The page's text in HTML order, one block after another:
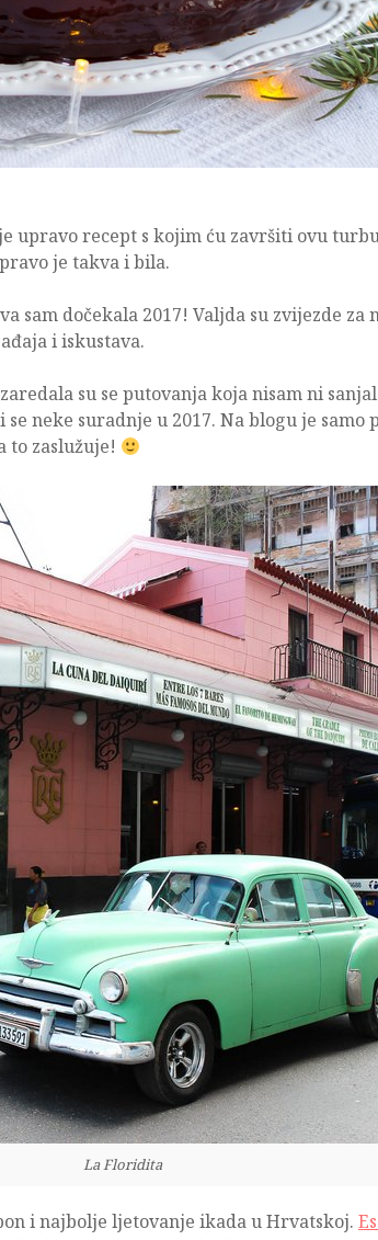
upravo recept s kojim ću završiti ovu
je takva i bila.
sam dočekala 2017! Valjda su zvijezde za
i iskustava.
su se putovanja koja nisam ni
neke suradnje u 2017. Na blogu je samo
to zaslužuje!
La Floridita
i najbolje ljetovanje ikada u Hrvatskoj.